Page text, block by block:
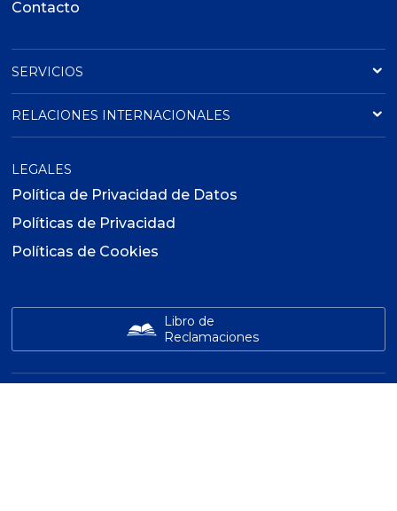
Contacto
SERVICIOS
RELACIONES INTERNACIONALES
LEGALES
Política de Privacidad de Datos
Políticas de Privacidad
Políticas de Cookies
Libro de
Reclamaciones